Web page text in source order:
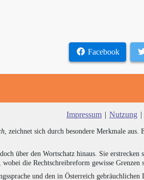
Facebook
Impressum | Nutzung |
, zeichnet sich durch besondere Merkmale
über den Wortschatz hinaus. Sie
, wobei die Rechtschreibreform gewisse Grenzen
und den in Österreich